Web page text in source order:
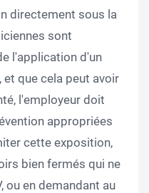
directement sous la
sont
l'application d'un
que cela peut avoir
l'employeur doit
appropriées
cette exposition,
bien fermés qui ne
ou en demandant au